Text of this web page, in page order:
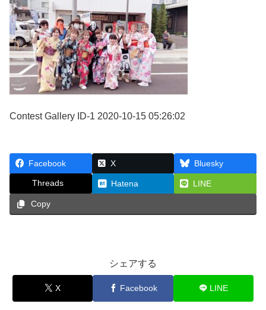
Contest Gallery ID-1 2020-10-15 05:26:02
Facebook X Bluesky
Threads Hatena LINE
Copy
シェアする
X Facebook LINE